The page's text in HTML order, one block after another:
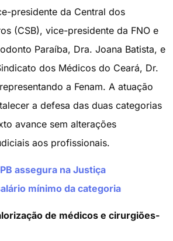
presidente da Central dos
(CSB), vice-presidente da FNO e
Paraíba, Dra. Joana Batista, e
dos Médicos do Ceará, Dr.
a Fenam. A atuação
a defesa das duas categorias
avance sem alterações
aos profissionais.
assegura na Justiça
mínimo da categoria
de médicos e cirurgiões-